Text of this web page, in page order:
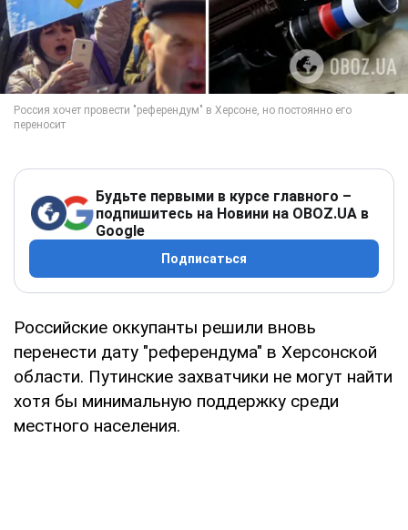
Будьте первыми в курсе главного –
подпишитесь на Новини на OBOZ.UA в
Google
Подписаться
Российские оккупанты решили вновь
перенести дату "референдума" в Херсонской
области. Путинские захватчики не могут найти
хотя бы минимальную поддержку среди
местного населения.